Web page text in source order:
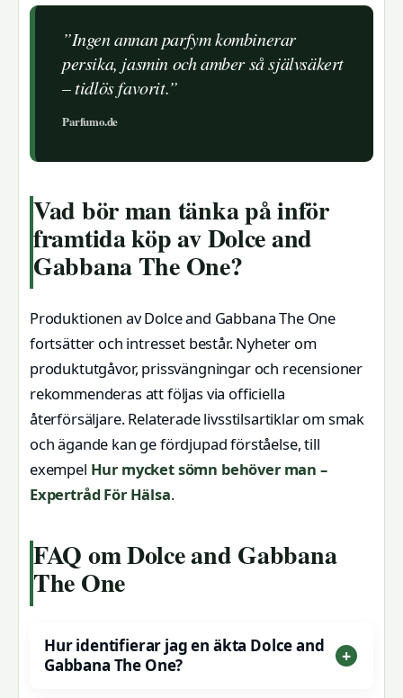
”Ingen annan parfym kombinerar
persika, jasmin och amber så självsäkert
– tidlös favorit.”
Parfumo.de
Vad bör man tänka på inför
framtida köp av Dolce and
Gabbana The One?
Produktionen av Dolce and Gabbana The One
fortsätter och intresset består. Nyheter om
produktutgåvor, prissvängningar och recensioner
rekommenderas att följas via officiella
återförsäljare. Relaterade livsstilsartiklar om smak
och ägande kan ge fördjupad förståelse, till
exempel Hur mycket sömn behöver man –
Expertråd För Hälsa.
FAQ om Dolce and Gabbana
The One
Hur identifierar jag en äkta Dolce and
Gabbana The One?